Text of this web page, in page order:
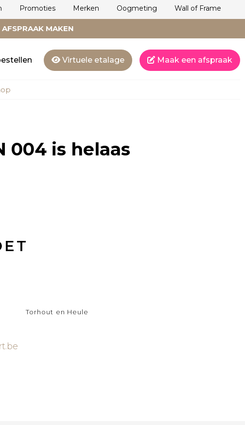
Promoties Merken Oogmeting Wall of Frame
AFSPRAAK MAKEN
Virtuele etalage Maak een afspraak
004 is helaas
Torhout en Heule